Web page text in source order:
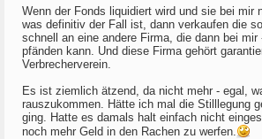
Wenn der Fonds liquidiert wird und sie bei mir
was definitiv der Fall ist, dann verkaufen die
schnell an eine andere Firma, die dann bei
pfänden kann. Und diese Firma gehört
Verbrecherverein.
Es ist ziemlich ätzend, da nicht mehr - egal,
rauszukommen. Hätte ich mal die Stilllegung
ging. Hatte es damals halt einfach nicht
noch mehr Geld in den Rachen zu werfen.